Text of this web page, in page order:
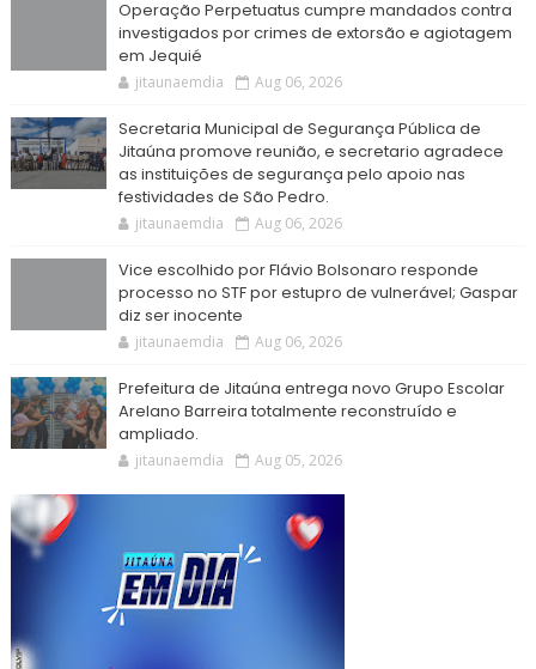
Operação Perpetuatus cumpre mandados contra
investigados por crimes de extorsão e agiotagem
em Jequié
jitaunaemdia Aug 06, 2026
Secretaria Municipal de Segurança Pública de
Jitaúna promove reunião, e secretario agradece
as instituições de segurança pelo apoio nas
festividades de São Pedro.
jitaunaemdia Aug 06, 2026
Vice escolhido por Flávio Bolsonaro responde
processo no STF por estupro de vulnerável; Gaspar
diz ser inocente
jitaunaemdia Aug 06, 2026
Prefeitura de Jitaúna entrega novo Grupo Escolar
Arelano Barreira totalmente reconstruído e
ampliado.
jitaunaemdia Aug 05, 2026